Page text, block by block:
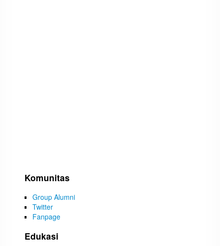
Komunitas
Group Alumni
Twitter
Fanpage
Edukasi